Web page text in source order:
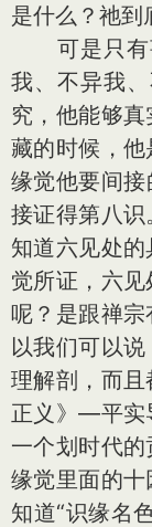
是什么？祂到
可是只有
我、不异我
究，他能够
藏的时候，
缘觉他要间
接证得第八
知道六见处
觉所证，六
呢？是跟禅
以我们可以
理解剖，而
正义》—平实
一个划时代
缘觉里面的
知道“识缘名